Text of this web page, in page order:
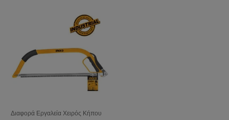
Διαφορά Εργαλεία Χειρός Κήπου